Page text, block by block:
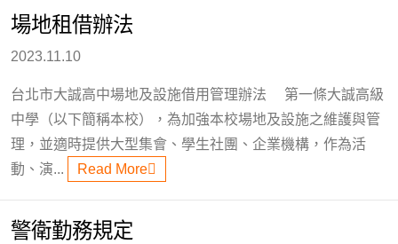
場地租借辦法
2023.11.10
台北市大誠高中場地及設施借用管理辦法 第一條大誠高級
中學（以下簡稱本校），為加強本校場地及設施之維護與管
理，並適時提供大型集會、學生社團、企業機構，作為活
動、演...
Read More
警衛勤務規定